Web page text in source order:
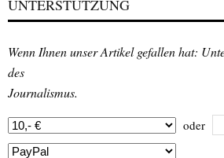
UNTERSTÜTZUNG
Wenn Ihnen unser Artikel gefallen hat:
des
Journalismus.
oder